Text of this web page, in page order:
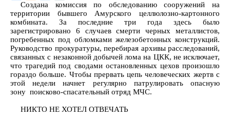
Создана комиссия по обследованию сооружений на
территории бывшего Амурского целлюлозно-картонного
комбината. За последние три года здесь было
зарегистрировано 6 случаев смерти черных металлистов,
погребенных под обломками железобетонных конструкций.
Руководство прокуратуры, перебирая архивы расследований,
связанных с незаконной добычей лома на ЦКК, не исключает,
что трагедий под сводами остановленных цехов произошло
гораздо больше. Чтобы прервать цепь человеческих жертв с
этой недели начнет регулярно патрулировать опасную
зону поисково-спасательный отряд МЧС.
НИКТО НЕ ХОТЕЛ ОТВЕЧАТЬ